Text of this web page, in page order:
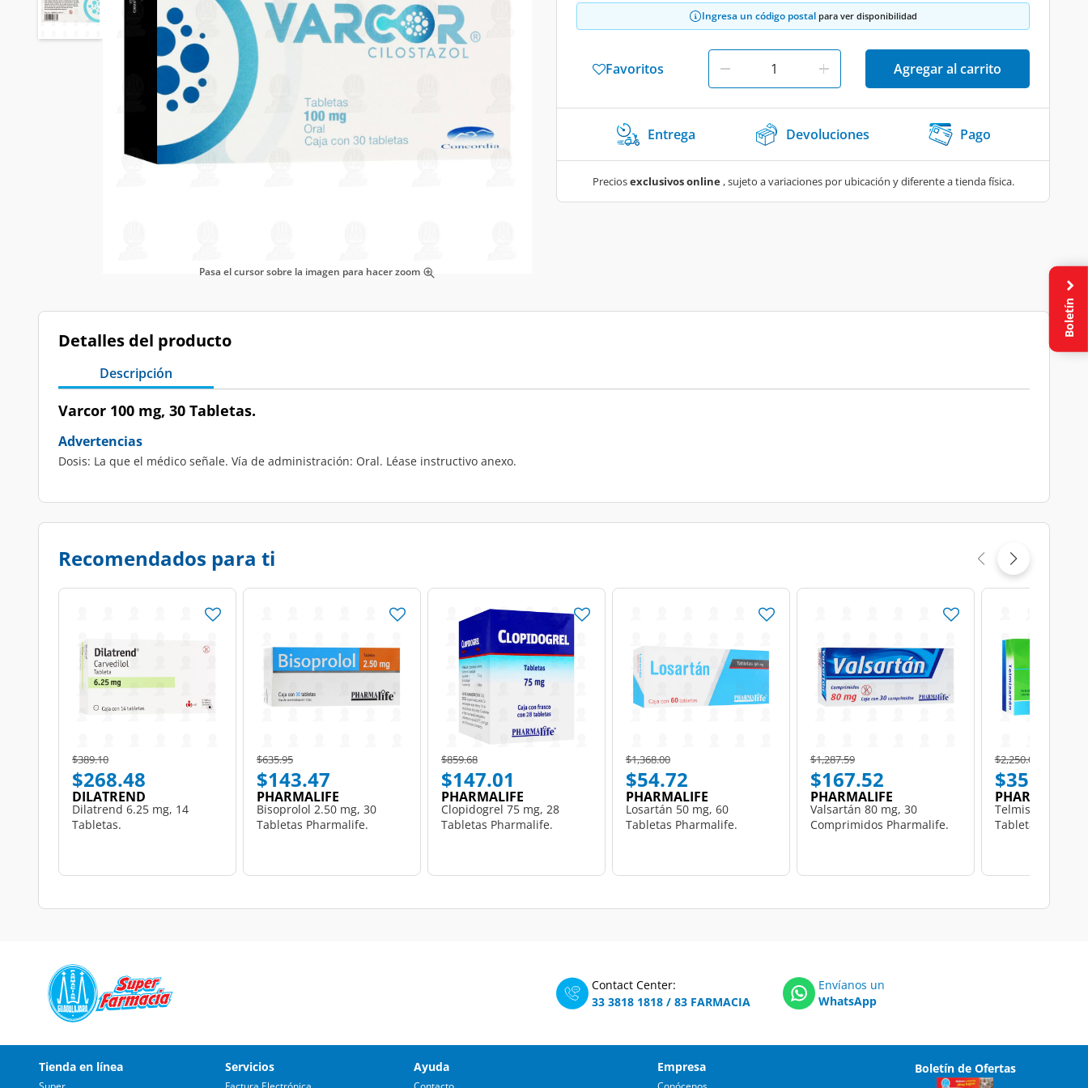
Pasa el cursor sobre la imagen para hacer zoom
Ingresa un código postal para ver disponibilidad
Favoritos Agregar al carrito
Entrega Devoluciones Pago
Preciosexclusivos online, sujeto a variaciones por ubicación y diferente a tienda física.
Detalles del producto
Descripción
Varcor 100 mg, 30 Tabletas.
Advertencias
Dosis: La que el médico señale. Vía de administración: Oral. Léase instructivo anexo.
Recomendados para ti
Price reduced from
$389.10to
$268.48
DILATREND
Dilatrend 6.25 mg, 14
Tabletas.
Price reduced from
$635.95to
$143.47
PHARMALIFE
Bisoprolol 2.50 mg, 30
Tabletas Pharmalife.
Price reduced from
$859.68to
$147.01
PHARMALIFE
Clopidogrel 75 mg, 28
Tabletas Pharmalife.
Price reduced from
$1,368.00to
$54.72
PHARMALIFE
Losartán 50 mg, 60
Tabletas Pharmalife.
Price reduced from
$1,287.59to
$167.52
PHARMALIFE
Valsartán 80 mg, 30
Comprimidos Pharmalife.
Price reduced from
$2,250.05
$355.51
PHARMALIFE
Telmisartán 80
Tabletas
Contact Center:
33 3818 1818 / 83 FARMACIA
Envíanos un
WhatsApp
Tienda en línea Servicios Ayuda Empresa Boletín de Ofertas
Boletín